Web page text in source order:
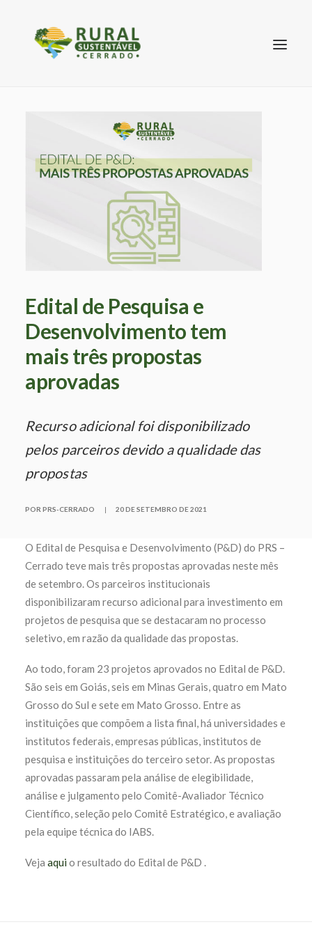
Edital de Pesquisa e
Desenvolvimento tem
mais três propostas
aprovadas
Recurso adicional foi disponibilizado
pelos parceiros devido a qualidade das
propostas
POR PRS-CERRADO | 20 DE SETEMBRO DE 2021
O Edital de Pesquisa e Desenvolvimento (P&D) do PRS –
Cerrado teve mais três propostas aprovadas neste mês
de setembro. Os parceiros institucionais
disponibilizaram recurso adicional para investimento em
projetos de pesquisa que se destacaram no processo
seletivo, em razão da qualidade das propostas.
Ao todo, foram 23 projetos aprovados no Edital de P&D.
São seis em Goiás, seis em Minas Gerais, quatro em Mato
Grosso do Sul e sete em Mato Grosso. Entre as
instituições que compõem a lista final, há universidades e
institutos federais, empresas públicas, institutos de
pesquisa e instituições do terceiro setor. As propostas
aprovadas passaram pela análise de elegibilidade,
análise e julgamento pelo Comitê-Avaliador Técnico
Científico, seleção pelo Comitê Estratégico, e avaliação
pela equipe técnica do IABS.
Veja aqui o resultado do Edital de P&D .